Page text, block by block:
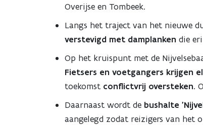
Overijse en Tombeek.
Langs het traject van het nieuwe
verstevigd met damplanken die
Op het kruispunt met de
Fietsers en voetgangers krijgen
toekomst conflictvrij oversteken.
Daarnaast wordt de bushalte
aangelegd zodat reizigers van het